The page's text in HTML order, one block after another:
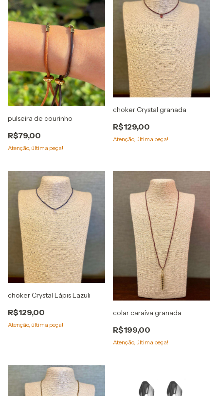
pulseira de courinho
R$79,00
Atenção, última peça!
choker Crystal granada
R$129,00
Atenção, última peça!
choker Crystal Lápis Lazuli
R$129,00
Atenção, última peça!
colar caraíva granada
R$199,00
Atenção, última peça!